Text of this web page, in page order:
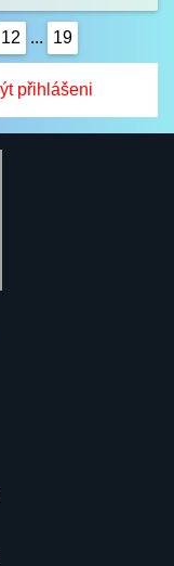
12 ... 19
přihlášeni